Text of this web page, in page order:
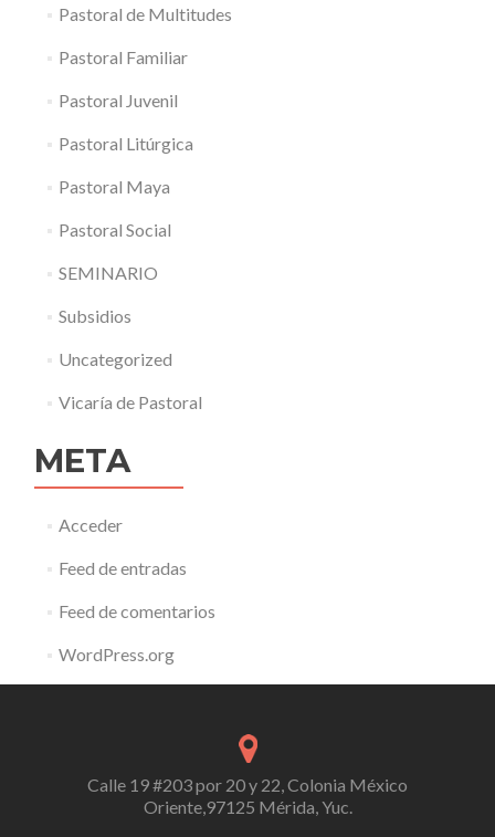
Pastoral de Multitudes
Pastoral Familiar
Pastoral Juvenil
Pastoral Litúrgica
Pastoral Maya
Pastoral Social
SEMINARIO
Subsidios
Uncategorized
Vicaría de Pastoral
META
Acceder
Feed de entradas
Feed de comentarios
WordPress.org
Calle 19 #203 por 20 y 22, Colonia México
Oriente,97125 Mérida, Yuc.